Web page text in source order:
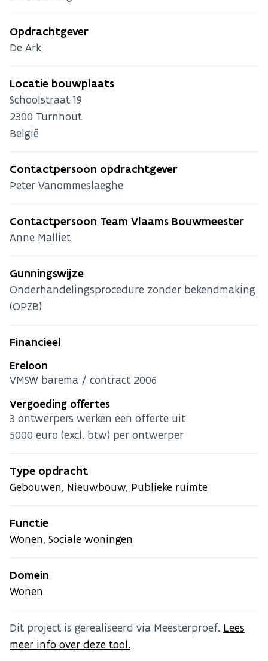
Opdrachtgever
De Ark
Locatie bouwplaats
Schoolstraat 19
2300 Turnhout
België
Contactpersoon opdrachtgever
Peter Vanommeslaeghe
Contactpersoon Team Vlaams Bouwmeester
Anne Malliet
Gunningswijze
Onderhandelingsprocedure zonder bekendmaking
(OPZB)
Financieel
Ereloon
VMSW barema / contract 2006
Vergoeding offertes
3 ontwerpers werken een offerte uit
5000 euro (excl. btw) per ontwerper
Type opdracht
Gebouwen, Nieuwbouw, Publieke ruimte
Functie
Wonen, Sociale woningen
Domein
Wonen
Dit project is gerealiseerd via Meesterproef. Lees
meer info over deze tool.